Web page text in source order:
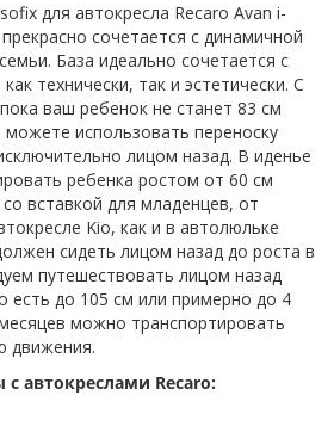
для автокресла Recaro Avan i-
сочетается с динамичной
База идеально сочетается с
технически, так и эстетически. С
ваш ребенок не станет 83 см
использовать переноску
лицом назад. В иденье
ребенка ростом от 60 см
вставкой для младенцев, от
Kio, как и в автолюльке
сидеть лицом назад до роста в
путешествовать лицом назад
есть до 105 см или примерно до 4
можно транспортировать
движения.
автокреслами Recaro: